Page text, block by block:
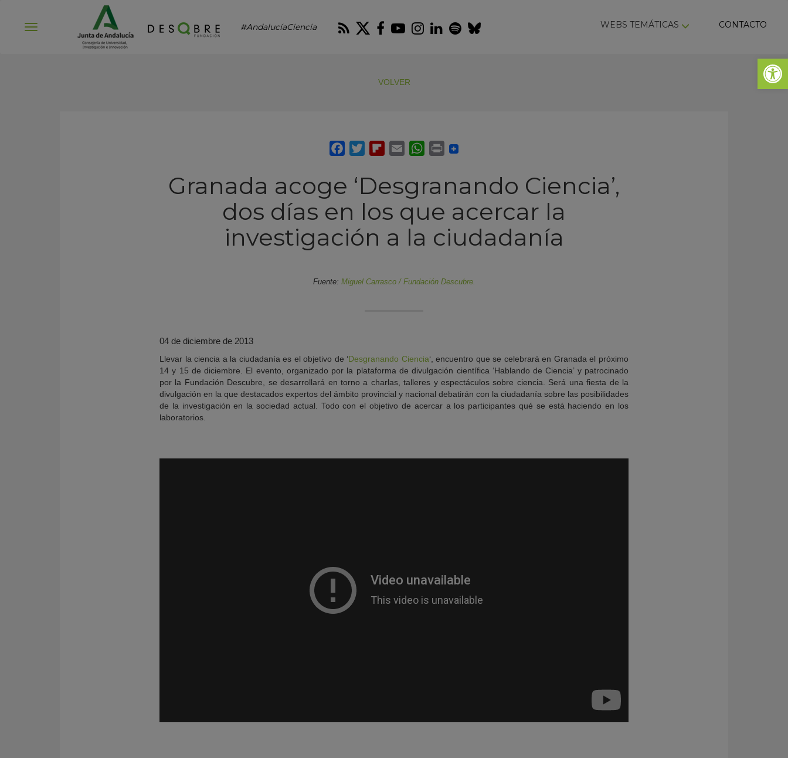
Abrir
#AndalucíaCiencia RSS Twitter
Facebook
Youtube
Instagram
LinkedIn
Spotify
Bluesky WEBS TEMÁTICAS CONTACTO
VOLVER
Granada acoge ‘Desgranando Ciencia’,
dos días en los que acercar la
investigación a la ciudadanía
Fuente: Miguel Carrasco / Fundación Descubre.
04 de diciembre de 2013
Llevar la ciencia a la ciudadanía es el objetivo de ‘Desgranando Ciencia‘, encuentro que se celebrará en Granada el próximo
14 y 15 de diciembre. El evento, organizado por la plataforma de divulgación científica ‘Hablando de Ciencia’ y patrocinado
por la Fundación Descubre, se desarrollará en torno a charlas, talleres y espectáculos sobre ciencia. Será una fiesta de la
divulgación en la que destacados expertos del ámbito provincial y nacional debatirán con la ciudadanía sobre las posibilidades
de la investigación en la sociedad actual. Todo con el objetivo de acercar a los participantes qué se está haciendo en los
laboratorios.